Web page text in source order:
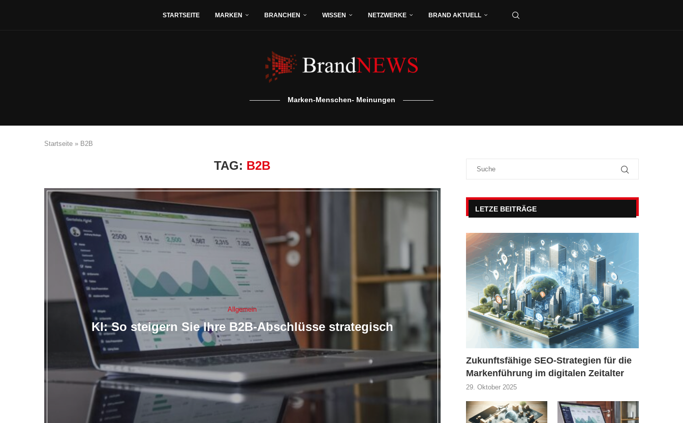
STARTSEITE MARKEN BRANCHEN WISSEN NETZWERKE BRAND AKTUELL
Marken-Menschen- Meinungen
Startseite » B2B
TAG: B2B
Allgemein
KI: So steigern Sie Ihre B2B-Abschlüsse strategisch
LETZE BEITRÄGE
Zukunftsfähige SEO-Strategien für die
Markenführung im digitalen Zeitalter
29. Oktober 2025